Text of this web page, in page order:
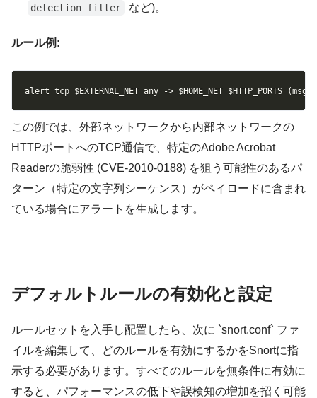
detection_filter など)。
ルール例:
alert tcp $EXTERNAL_NET any -> $HOME_NET
この例では、外部ネットワークから内部ネットワークの
HTTPポートへのTCP通信で、特定のAdobe Acrobat
Readerの脆弱性 (CVE-2010-0188) を狙う可能性のあるパ
ターン（特定の文字列シーケンス）がペイロードに含まれ
ている場合にアラートを生成します。
デフォルトルールの有効化と設定
ルールセットを入手し配置したら、次に `snort.conf` ファ
イルを編集して、どのルールを有効にするかをSnortに指
示する必要があります。すべてのルールを無条件に有効に
すると、パフォーマンスの低下や誤検知の増加を招く可能